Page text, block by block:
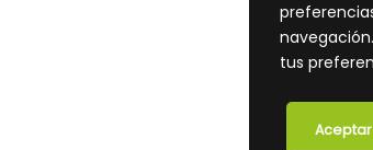
tus
Tipo